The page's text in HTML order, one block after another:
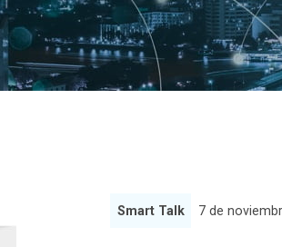
Smart Talk 7 de